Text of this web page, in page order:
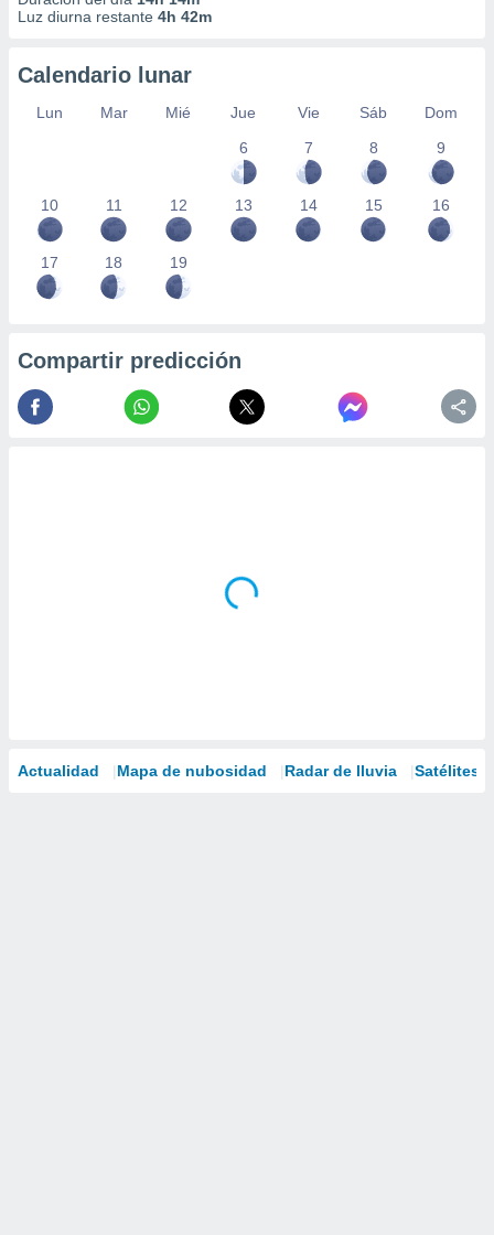
Luz diurna restante 4h 42m
Calendario lunar
Lun Mar Mié Jue Vie Sáb
Dom
6
7 8 9
10 11 12 13 14 15 16
17 18 19
Compartir predicción
Actualidad Mapa de nubosidad Radar de lluvia Satélites